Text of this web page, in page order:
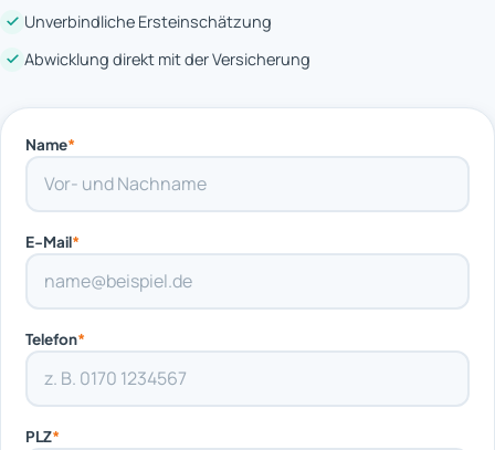
Unverbindliche Ersteinschätzung
Abwicklung direkt mit der Versicherung
Name*
E-Mail*
Telefon*
PLZ*